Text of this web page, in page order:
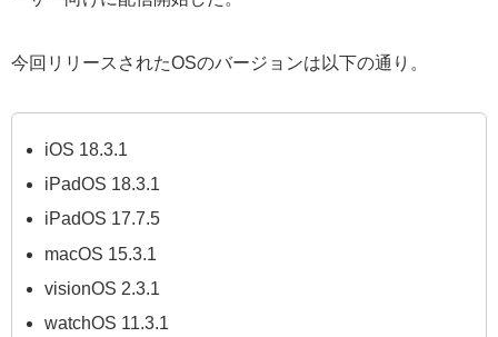
今回リリースされたOSのバージョンは以下の通り。
iOS 18.3.1
iPadOS 18.3.1
iPadOS 17.7.5
macOS 15.3.1
visionOS 2.3.1
watchOS 11.3.1